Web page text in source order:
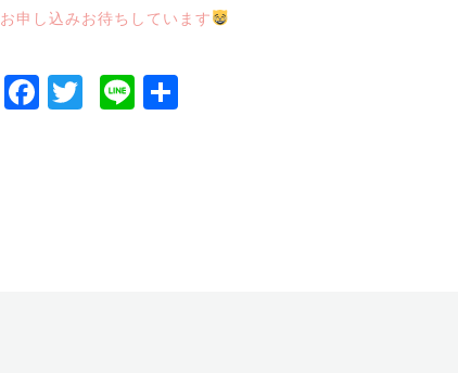
お申し込みお待ちしています
Facebook
Twitter
Line